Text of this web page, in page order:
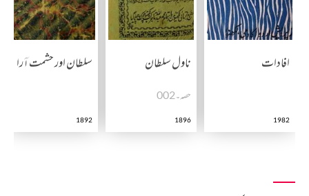
افادات
1982
ناول سلطان
حصہ۔002
1896
سلطان اور حشمت آرا
1892